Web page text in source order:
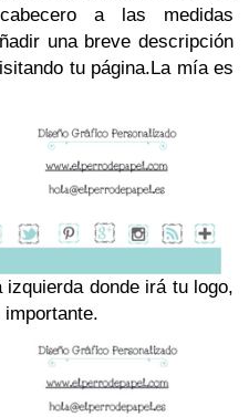
a las medidas
una breve descripción
tu página.La mía es
donde irá tu logo,